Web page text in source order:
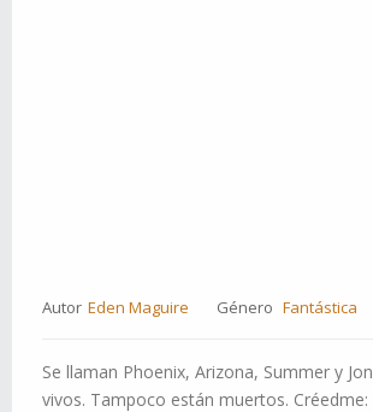
Autor Eden Maguire Género Fantástica
Se llaman Phoenix, Arizona, Summer y
vivos. Tampoco están muertos.